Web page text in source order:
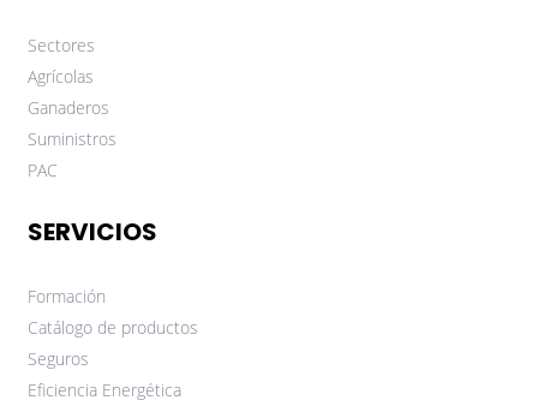
Sectores
Agrícolas
Ganaderos
Suministros
PAC
SERVICIOS
Formación
Catálogo de productos
Seguros
Eficiencia Energética